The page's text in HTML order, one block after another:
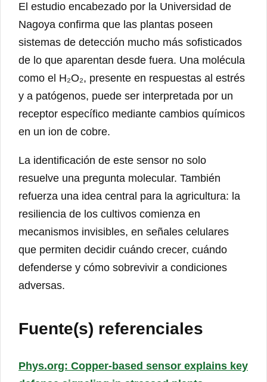
El estudio encabezado por la Universidad de
Nagoya confirma que las plantas poseen
sistemas de detección mucho más sofisticados
de lo que aparentan desde fuera. Una molécula
como el H₂O₂, presente en respuestas al estrés
y a patógenos, puede ser interpretada por un
receptor específico mediante cambios químicos
en un ion de cobre.
La identificación de este sensor no solo
resuelve una pregunta molecular. También
refuerza una idea central para la agricultura: la
resiliencia de los cultivos comienza en
mecanismos invisibles, en señales celulares
que permiten decidir cuándo crecer, cuándo
defenderse y cómo sobrevivir a condiciones
adversas.
Fuente(s) referenciales
Phys.org: Copper-based sensor explains key